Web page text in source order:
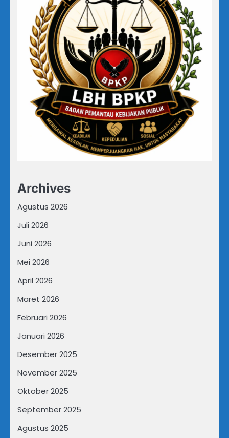
Archives
Agustus 2026
Juli 2026
Juni 2026
Mei 2026
April 2026
Maret 2026
Februari 2026
Januari 2026
Desember 2025
November 2025
Oktober 2025
September 2025
Agustus 2025